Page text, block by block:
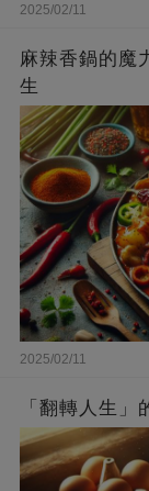
2025/02/11
麻辣香鍋的
生
2025/02/11
「翻轉人生